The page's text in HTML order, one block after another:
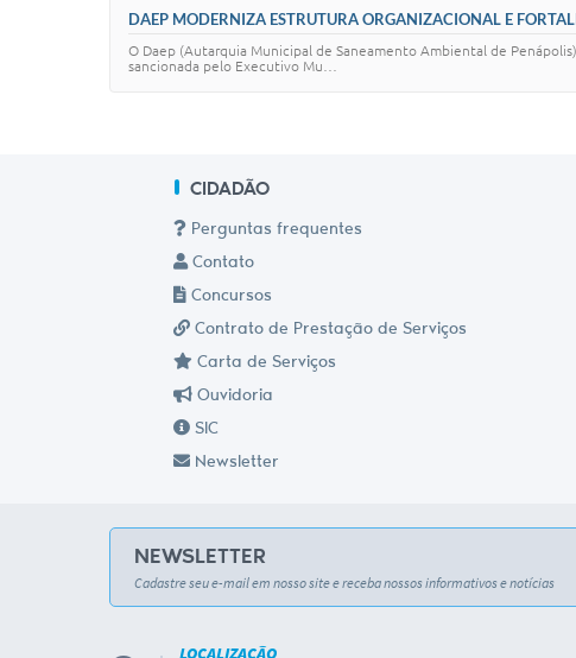
DAEP MODERNIZA ESTRUTURA ORGANIZACIONAL E
O Daep (Autarquia Municipal de Saneamento Ambiental de
sancionada pelo Executivo Mu…
CIDADÃO
Perguntas frequentes
Contato
Concursos
Contrato de Prestação de Serviços
Carta de Serviços
Ouvidoria
SIC
Newsletter
NEWSLETTER
Cadastre seu e-mail em nosso site e receba nossos informativos e notícias
LOCALIZAÇÃO